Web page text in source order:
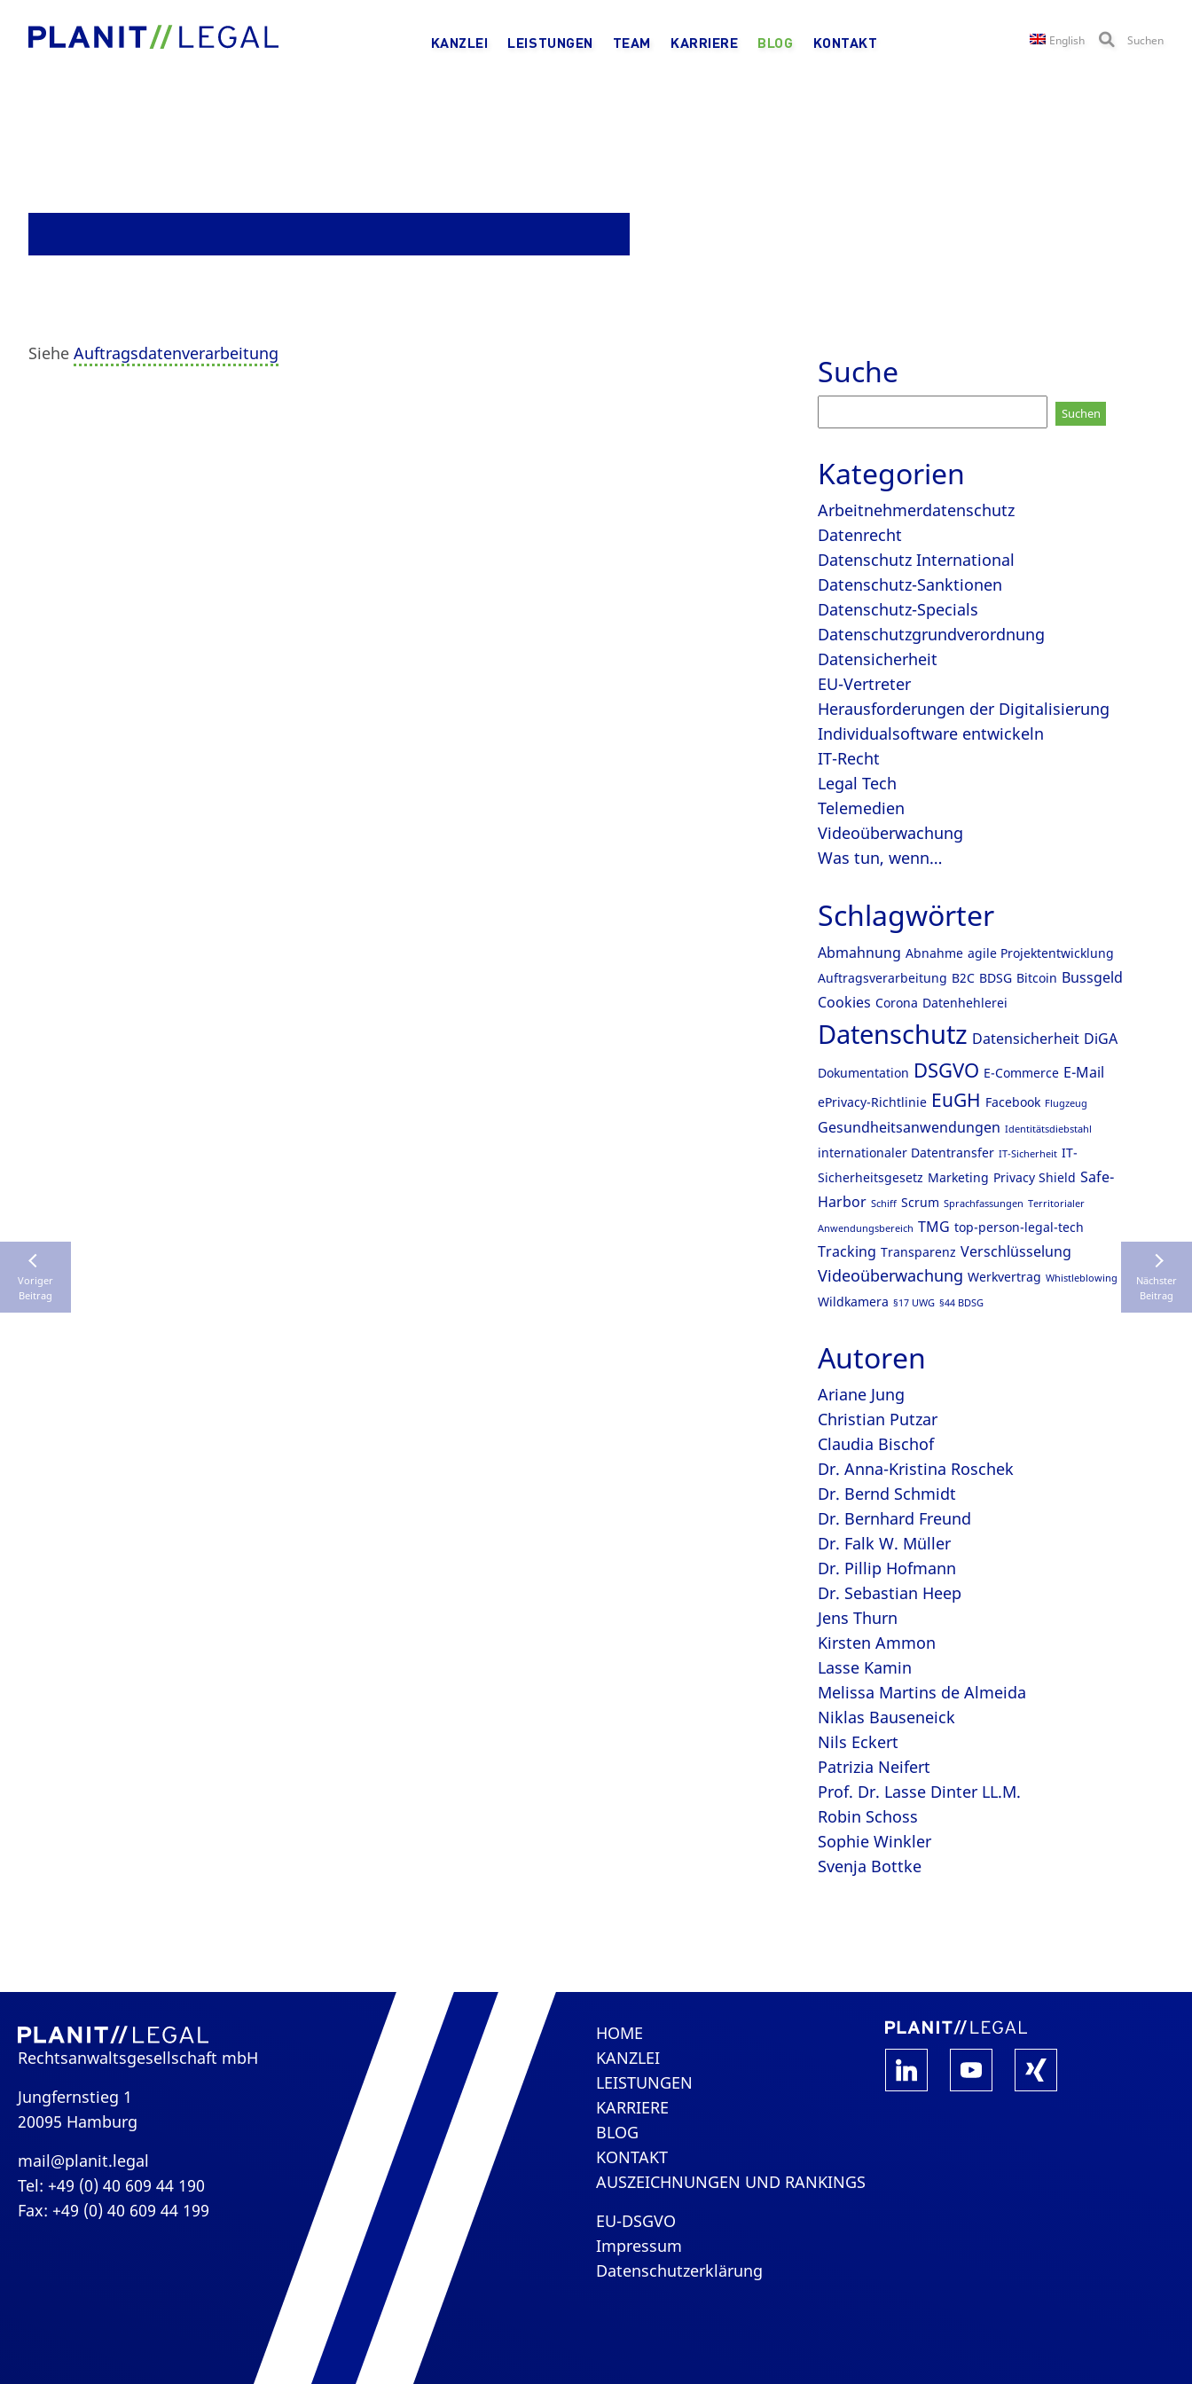
KANZLEI LEISTUNGEN TEAM KARRIERE BLOG KONTAKT English Suchen
Siehe Auftragsdatenverarbeitung
Voriger
Beitrag
Nächster
Beitrag
Suche
nach:
Kategorien
Arbeitnehmerdatenschutz
Datenrecht
Datenschutz International
Datenschutz-Sanktionen
Datenschutz-Specials
Datenschutzgrundverordnung
Datensicherheit
EU-Vertreter
Herausforderungen der Digitalisierung
Individualsoftware entwickeln
IT-Recht
Legal Tech
Telemedien
Videoüberwachung
Was tun, wenn…
Schlagwörter
Abmahnung Abnahme agile Projektentwicklung
Auftragsverarbeitung B2C BDSG Bitcoin Bussgeld
Cookies Corona Datenhehlerei
Datenschutz Datensicherheit DiGA
Dokumentation DSGVO E-Commerce E-Mail
ePrivacy-Richtlinie EuGH Facebook Flugzeug
Gesundheitsanwendungen Identitätsdiebstahl
internationaler Datentransfer IT-Sicherheit IT-
Sicherheitsgesetz Marketing Privacy Shield Safe-
Harbor Schiff Scrum Sprachfassungen Territorialer
Anwendungsbereich TMG top-person-legal-tech
Tracking Transparenz Verschlüsselung
Videoüberwachung Werkvertrag Whistleblowing
Wildkamera §17 UWG §44 BDSG
Autoren
Ariane Jung
Christian Putzar
Claudia Bischof
Dr. Anna-Kristina Roschek
Dr. Bernd Schmidt
Dr. Bernhard Freund
Dr. Falk W. Müller
Dr. Pillip Hofmann
Dr. Sebastian Heep
Jens Thurn
Kirsten Ammon
Lasse Kamin
Melissa Martins de Almeida
Niklas Bauseneick
Nils Eckert
Patrizia Neifert
Prof. Dr. Lasse Dinter LL.M.
Robin Schoss
Sophie Winkler
Svenja Bottke
Rechtsanwaltsgesellschaft mbH
Jungfernstieg 1
20095 Hamburg
mail@planit.legal
Tel: +49 (0) 40 609 44 190
Fax: +49 (0) 40 609 44 199
HOME
KANZLEI
LEISTUNGEN
KARRIERE
BLOG
KONTAKT
AUSZEICHNUNGEN UND RANKINGS
EU-DSGVO
Impressum
Datenschutzerklärung